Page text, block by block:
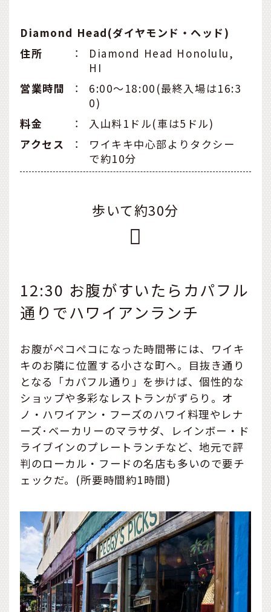
Diamond Head(ダイヤモンド・ヘッド)
住所
：
Diamond Head Honolulu,
HI
営業時間
：
6:00～18:00(最終入場は16:3
0)
料金
：
入山料1ドル(車は5ドル)
アクセス
：
ワイキキ中心部よりタクシー
で約10分
歩いて約30分
12:30 お腹がすいたらカパフル
通りでハワイアンランチ
お腹がペコペコになった時間帯には、ワイキ
キのお隣に位置する小さな町へ。目抜き通り
となる「カパフル通り」を歩けば、個性的な
ショップや多彩なレストランがずらり。オ
ノ・ハワイアン・フーズのハワイ料理やレナ
ーズ･ベーカリーのマラサダ、レインボー・ド
ライブインのプレートランチなど、地元で評
判のローカル・フードの名店も多いので要チ
ェックだ。(所要時間約1時間)